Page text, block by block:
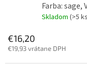
Farba: sage,
Skladom (>5
€16,20
€19,93 vrátane DPH